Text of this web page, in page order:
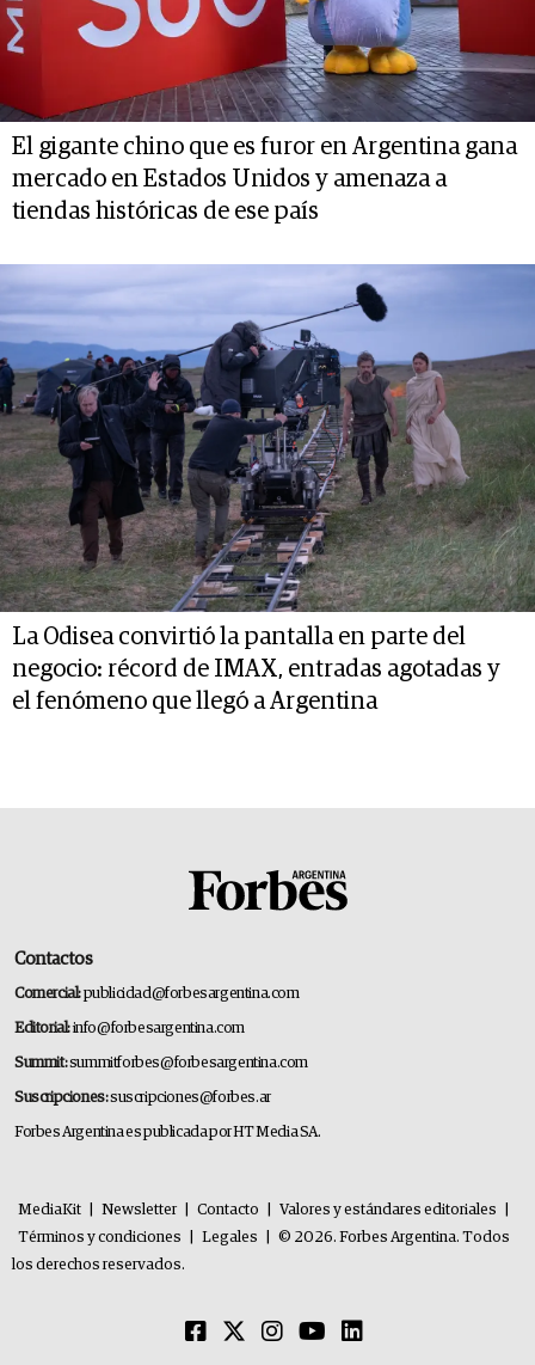
El gigante chino que es furor en Argentina gana
mercado en Estados Unidos y amenaza a
tiendas históricas de ese país
La Odisea convirtió la pantalla en parte del
negocio: récord de IMAX, entradas agotadas y
el fenómeno que llegó a Argentina
Contactos
Comercial:publicidad@forbesargentina.com
Editorial:info@forbesargentina.com
Summit:summitforbes@forbesargentina.com
Suscripciones:suscripciones@forbes.ar
Forbes Argentina es publicada por HT Media SA.
MediaKit Newsletter Contacto Valores y estándares editoriales
Términos y condiciones
Legales
© 2026. Forbes Argentina. Todos
los derechos reservados.